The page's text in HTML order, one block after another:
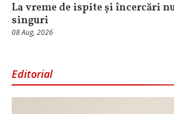
La vreme de ispite și încercări
singuri
08 Aug, 2026
Editorial